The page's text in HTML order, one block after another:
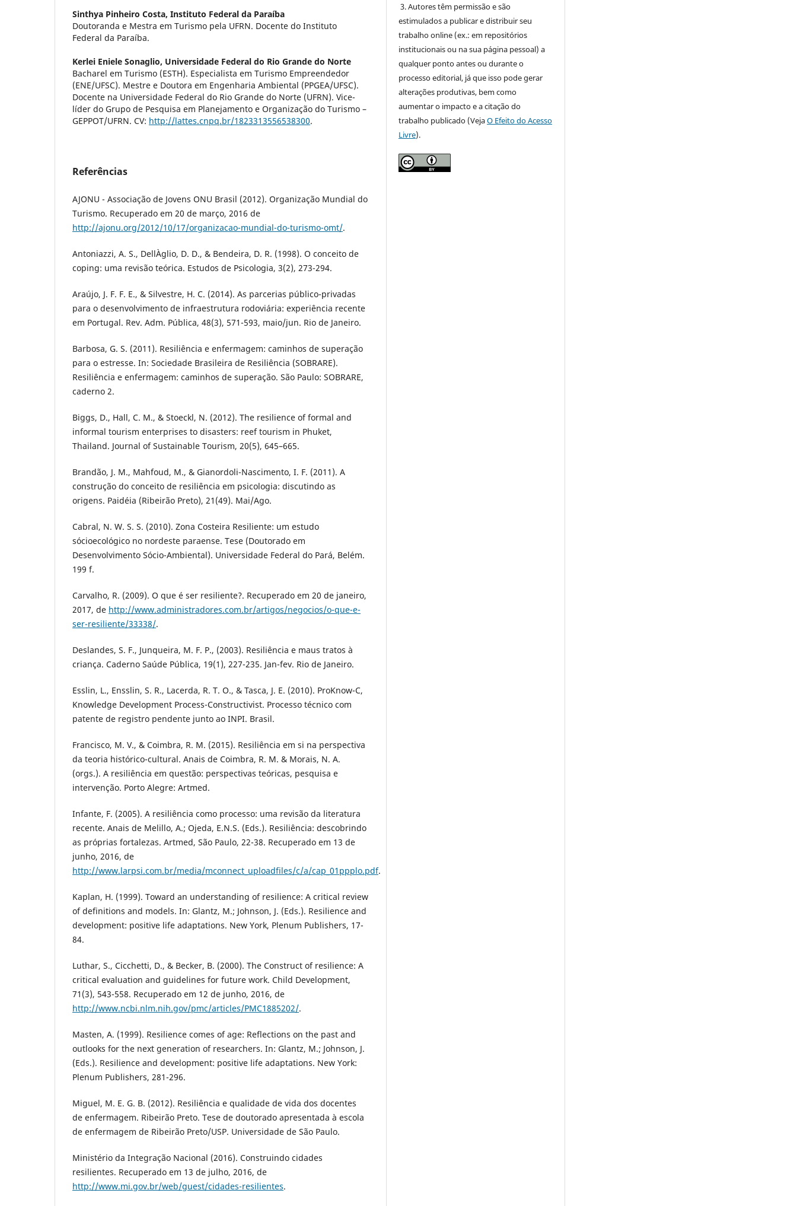
Sinthya Pinheiro Costa, Instituto Federal da Paraíba
Doutoranda e Mestra em Turismo pela UFRN. Docente do Instituto
Federal da Paraíba.
Kerlei Eniele Sonaglio, Universidade Federal do Rio Grande do Norte
Bacharel em Turismo (ESTH). Especialista em Turismo Empreendedor
(ENE/UFSC). Mestre e Doutora em Engenharia Ambiental (PPGEA/UFSC).
Docente na Universidade Federal do Rio Grande do Norte (UFRN). Vice-
líder do Grupo de Pesquisa em Planejamento e Organização do Turismo –
GEPPOT/UFRN. CV: http://lattes.cnpq.br/1823313556538300.
Referências
AJONU - Associação de Jovens ONU Brasil (2012). Organização Mundial do
Turismo. Recuperado em 20 de março, 2016 de
http://ajonu.org/2012/10/17/organizacao-mundial-do-turismo-omt/.
Antoniazzi, A. S., DellÀglio, D. D., & Bendeira, D. R. (1998). O conceito de
coping: uma revisão teórica. Estudos de Psicologia, 3(2), 273-294.
Araújo, J. F. F. E., & Silvestre, H. C. (2014). As parcerias público-privadas
para o desenvolvimento de infraestrutura rodoviária: experiência recente
em Portugal. Rev. Adm. Pública, 48(3), 571-593, maio/jun. Rio de Janeiro.
Barbosa, G. S. (2011). Resiliência e enfermagem: caminhos de superação
para o estresse. In: Sociedade Brasileira de Resiliência (SOBRARE).
Resiliência e enfermagem: caminhos de superação. São Paulo: SOBRARE,
caderno 2.
Biggs, D., Hall, C. M., & Stoeckl, N. (2012). The resilience of formal and
informal tourism enterprises to disasters: reef tourism in Phuket,
Thailand. Journal of Sustainable Tourism, 20(5), 645–665.
Brandão, J. M., Mahfoud, M., & Gianordoli-Nascimento, I. F. (2011). A
construção do conceito de resiliência em psicologia: discutindo as
origens. Paidéia (Ribeirão Preto), 21(49). Mai/Ago.
Cabral, N. W. S. S. (2010). Zona Costeira Resiliente: um estudo
sócioecológico no nordeste paraense. Tese (Doutorado em
Desenvolvimento Sócio-Ambiental). Universidade Federal do Pará, Belém.
199 f.
Carvalho, R. (2009). O que é ser resiliente?. Recuperado em 20 de janeiro,
2017, de http://www.administradores.com.br/artigos/negocios/o-que-e-
ser-resiliente/33338/.
Deslandes, S. F., Junqueira, M. F. P., (2003). Resiliência e maus tratos à
criança. Caderno Saúde Pública, 19(1), 227-235. Jan-fev. Rio de Janeiro.
Esslin, L., Ensslin, S. R., Lacerda, R. T. O., & Tasca, J. E. (2010). ProKnow-C,
Knowledge Development Process-Constructivist. Processo técnico com
patente de registro pendente junto ao INPI. Brasil.
Francisco, M. V., & Coimbra, R. M. (2015). Resiliência em si na perspectiva
da teoria histórico-cultural. Anais de Coimbra, R. M. & Morais, N. A.
(orgs.). A resiliência em questão: perspectivas teóricas, pesquisa e
intervenção. Porto Alegre: Artmed.
Infante, F. (2005). A resiliência como processo: uma revisão da literatura
recente. Anais de Melillo, A.; Ojeda, E.N.S. (Eds.). Resiliência: descobrindo
as próprias fortalezas. Artmed, São Paulo, 22-38. Recuperado em 13 de
junho, 2016, de
http://www.larpsi.com.br/media/mconnect_uploadfiles/c/a/cap_01ppplo.pdf.
Kaplan, H. (1999). Toward an understanding of resilience: A critical review
of definitions and models. In: Glantz, M.; Johnson, J. (Eds.). Resilience and
development: positive life adaptations. New York, Plenum Publishers, 17-
84.
Luthar, S., Cicchetti, D., & Becker, B. (2000). The Construct of resilience: A
critical evaluation and guidelines for future work. Child Development,
71(3), 543-558. Recuperado em 12 de junho, 2016, de
http://www.ncbi.nlm.nih.gov/pmc/articles/PMC1885202/.
Masten, A. (1999). Resilience comes of age: Reflections on the past and
outlooks for the next generation of researchers. In: Glantz, M.; Johnson, J.
(Eds.). Resilience and development: positive life adaptations. New York:
Plenum Publishers, 281-296.
Miguel, M. E. G. B. (2012). Resiliência e qualidade de vida dos docentes
de enfermagem. Ribeirão Preto. Tese de doutorado apresentada à escola
de enfermagem de Ribeirão Preto/USP. Universidade de São Paulo.
Ministério da Integração Nacional (2016). Construindo cidades
resilientes. Recuperado em 13 de julho, 2016, de
http://www.mi.gov.br/web/guest/cidades-resilientes.
3. Autores têm permissão e são
estimulados a publicar e distribuir seu
trabalho online (ex.: em repositórios
institucionais ou na sua página pessoal) a
qualquer ponto antes ou durante o
processo editorial, já que isso pode gerar
alterações produtivas, bem como
aumentar o impacto e a citação do
trabalho publicado (VejaO Efeito do Acesso
Livre).